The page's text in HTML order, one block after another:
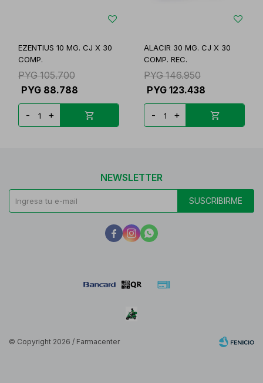
EZENTIUS 10 MG. CJ X 30
COMP.
PYG 105.700
PYG 88.788
- +
ALACIR 30 MG. CJ X 30
COMP. REC.
PYG 146.950
PYG 123.438
- +
NEWSLETTER
SUSCRIBIRME
  
© Copyright 2026 / Farmacenter